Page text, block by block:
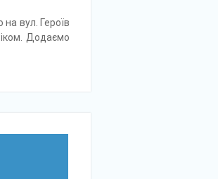
вул. Героїв
Додаємо